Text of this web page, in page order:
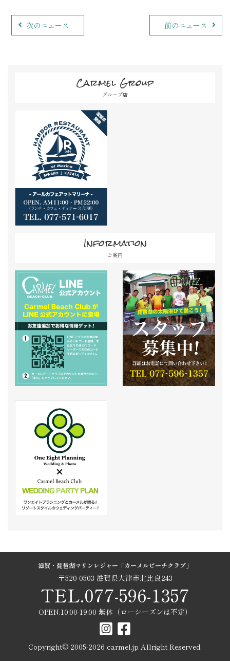
次のニュース 前のニュース
Carmel Group
グループ店
Information
ご案内
滋賀・琵琶湖マリンレジャー「カーメルビーチクラブ」
〒520-0503 滋賀県大津市北比良243
TEL.077-596-1357
OPEN.10:00-19:00 無休（ローシーズンは不定）
Copyright© 2005-2026 carmel.jp Allright Reserved.